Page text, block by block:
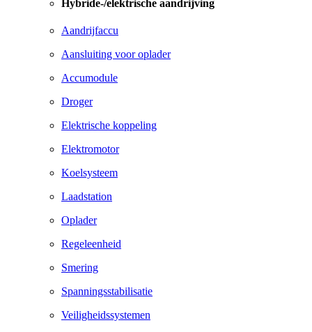
Hybride-/elektrische aandrijving
Aandrijfaccu
Aansluiting voor oplader
Accumodule
Droger
Elektrische koppeling
Elektromotor
Koelsysteem
Laadstation
Oplader
Regeleenheid
Smering
Spanningsstabilisatie
Veiligheidssystemen